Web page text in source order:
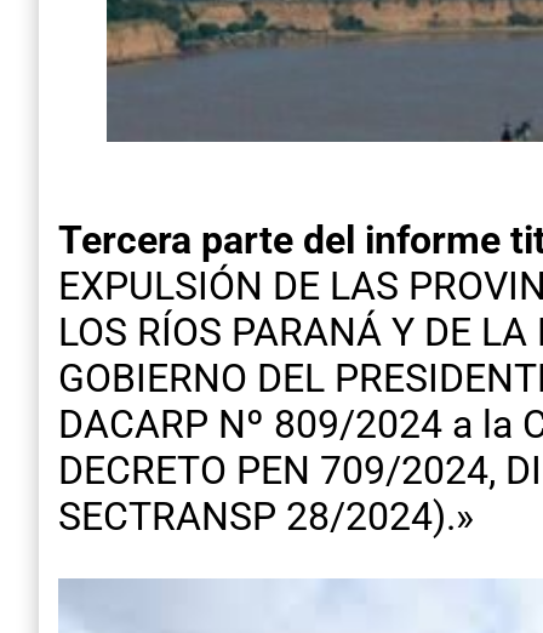
Tercera parte del informe
EXPULSIÓN DE LAS
LOS RÍOS PARANÁ Y DE
GOBIERNO DEL
DACARP Nº 809/2024 a la
DECRETO PEN 709/2024,
SECTRANSP 28/2024).»